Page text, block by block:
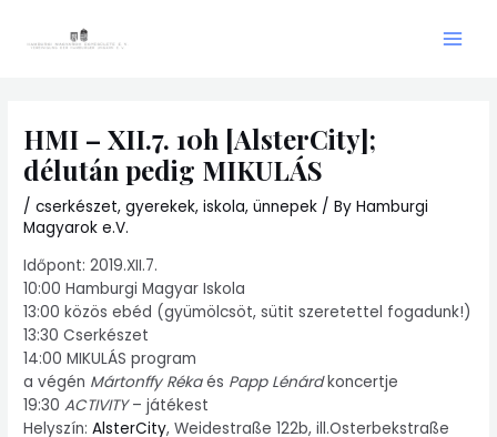
HMI – XII.7. 10h [AlsterCity];
délután pedig MIKULÁS
/cserkészet,gyerekek,iskola,ünnepek / ByHamburgi
Magyarok e.V.
Időpont: 2019.XII.7.
10:00 Hamburgi Magyar Iskola
13:00 közös ebéd (gyümölcsöt, sütit szeretettel fogadunk!)
13:30 Cserkészet
14:00 MIKULÁS program
a végén Mártonffy Rékaés Papp Lénárdkoncertje
19:30ACTIVITY– játékest
Helyszín:AlsterCity, Weidestraße 122b, ill.Osterbekstraße